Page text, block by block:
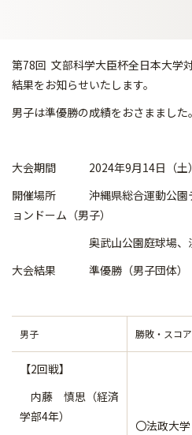
第78回 文部科学大臣杯全日本大学
結果をお知らせいたします。
男子は準優勝の成績をおさまました。
大会期間 2024年9月14日（土）
開催場所 沖縄県総合運動公園テ
ョンドーム（男子）
奥武山公園庭球場、漫湖公
大会結果 準優勝（男子団体）
男子 勝敗・スコア
【2回戦】
内藤 慎思（経済
学部4年）
〇法政大